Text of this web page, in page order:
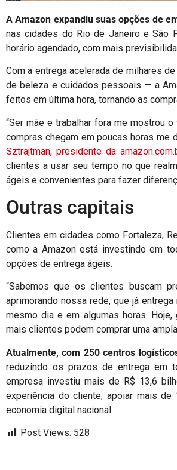
A Amazon expandiu suas opções de
nas cidades do Rio de Janeiro e São
horário agendado, com mais
Com a entrega acelerada de milhares
de beleza e cuidados pessoais — a
feitos em última hora, tornando as
“Ser mãe e trabalhar fora me mostrou
compras chegam em poucas horas me
Sztrajtman, presidente da
clientes a usar seu tempo no que
ágeis e convenientes para fazer
Outras capitais
Clientes em cidades como Fortaleza,
como a Amazon está investindo em
opções de entrega ágeis.
“Sabemos que os clientes buscam
aprimorando nossa rede, que já
mesmo dia e em algumas horas.
mais clientes podem comprar uma
Atualmente, com 250 centros
reduzindo os prazos de entrega em
empresa investiu mais de R$ 13,6
experiência do cliente, apoiar mais
economia digital nacional.
Post Views: 528